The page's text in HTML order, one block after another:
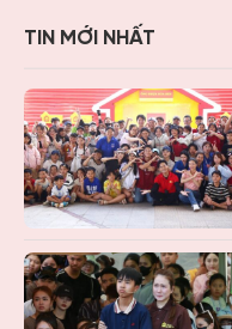
TIN MỚI NHẤT